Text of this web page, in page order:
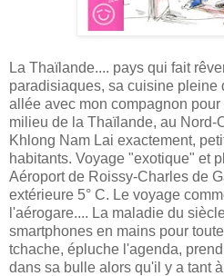
La Thaïlande.... pays qui fait
paradisiaques, sa cuisine pleine
allée avec mon compagnon
milieu de la Thaïlande, au Nord-
Khlong Nam Lai exactement,
habitants. Voyage "exotique" et
Aéroport de Roissy-Charles de
extérieure 5° C. Le voyage
l'aérogare.... La maladie du
smartphones en mains pour
tchache, épluche l'agenda,
dans sa bulle alors qu'il y a tant